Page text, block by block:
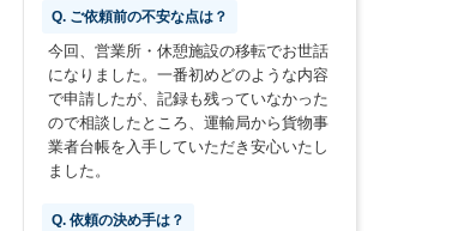
Q. ご依頼前の不安な点は？
今回、営業所・休憩施設の移転でお世話
になりました。一番初めどのような内容
で申請したが、記録も残っていなかった
ので相談したところ、運輸局から貨物事
業者台帳を入手していただき安心いたし
ました。
Q. 依頼の決め手は？